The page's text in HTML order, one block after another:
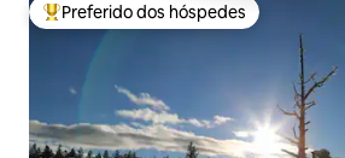
Entre os melhores preferidos dos
Preferido dos hóspedes